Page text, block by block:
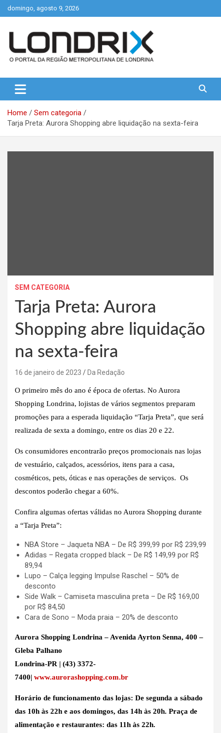
Skip
to
domingo, agosto 9, 2026
Londrix
Home
Sem categoria
Tarja Preta: Aurora Shopping abre liquidação na sexta-feira
SEM CATEGORIA
Tarja Preta: Aurora
Shopping abre liquidação
na sexta-feira
16 de janeiro de 2023 Da Redação
O primeiro mês do ano é época de ofertas. No Aurora
Shopping Londrina, lojistas de vários segmentos preparam
promoções para a esperada liquidação “Tarja Preta”, que será
realizada de sexta a domingo, entre os dias 20 e 22.
Os consumidores encontrarão preços promocionais nas lojas
de vestuário, calçados, acessórios, itens para a casa,
cosméticos, pets, óticas e nas operações de serviços. Os
descontos poderão chegar a 60%.
Confira algumas ofertas válidas no Aurora Shopping durante
a “Tarja Preta”:
NBA Store – Jaqueta NBA – De R$ 399,99 por R$ 239,99
Adidas – Regata cropped black – De R$ 149,99 por R$
89,94
Lupo – Calça legging Impulse Raschel – 50% de
desconto
Side Walk – Camiseta masculina preta – De R$ 169,00
por R$ 84,50
Cara de Sono – Moda praia – 20% de desconto
Aurora Shopping Londrina – Avenida Ayrton Senna, 400 –
Gleba Palhano
Londrina-PR | (43) 3372-
7400| www.aurorashopping.com.br
Horário de funcionamento das lojas: De segunda a sábado
das 10h às 22h e aos domingos, das 14h às 20h. Praça de
alimentação e restaurantes: das 11h às 22h.